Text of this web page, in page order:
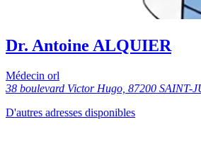
Dr. Antoine ALQUIER
Médecin orl
38 boulevard Victor Hugo, 87200 SAINT-
D'autres adresses disponibles